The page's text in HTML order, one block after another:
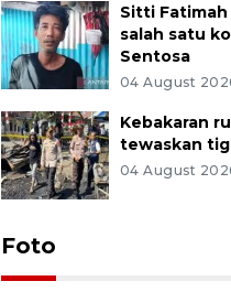
Sitti Fatimah
salah satu
Sentosa
04 August
Kebakaran
tewaskan
04 August
Foto